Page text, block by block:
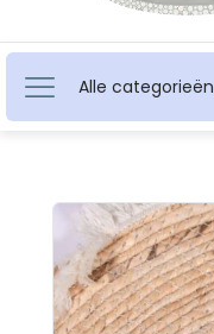
Alle categorieën